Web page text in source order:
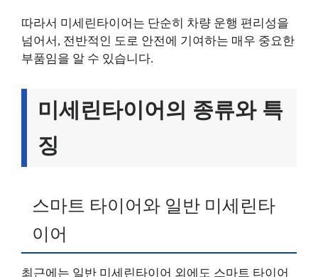
따라서 미세린타이어는 단순히 차량 운행 편리성을
넘어서, 전반적인 도로 안전에 기여하는 매우 중요한
부품임을 알 수 있습니다.
미세린타이어의 종류와 특
징
스마트 타이어와 일반 미세린타
이어
최근에는 일반 미세린타이어 외에도 스마트 타이어